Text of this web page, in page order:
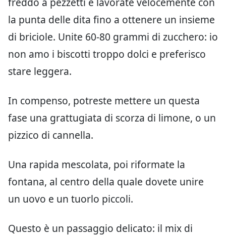
la punta delle dita fino a ottenere un insieme
di briciole. Unite 60-80 grammi di zucchero: io
non amo i biscotti troppo dolci e preferisco
stare leggera.
In compenso, potreste mettere un questa
fase una grattugiata di scorza di limone, o un
pizzico di cannella.
Una rapida mescolata, poi riformate la
fontana, al centro della quale dovete unire
un uovo e un tuorlo piccoli.
Questo è un passaggio delicato: il mix di